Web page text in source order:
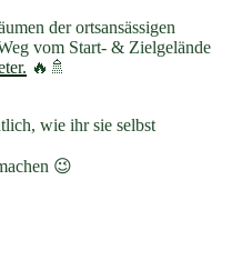
der ortsansässigen
vom Start- & Zielgelände
🔥🚿
wie ihr sie selbst
😉